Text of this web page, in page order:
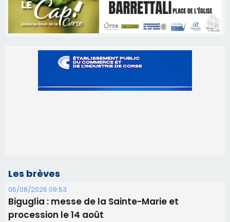
Les brèves
05/08/2026 09:53
Biguglia : messe de la Sainte-Marie et
procession le 14 août